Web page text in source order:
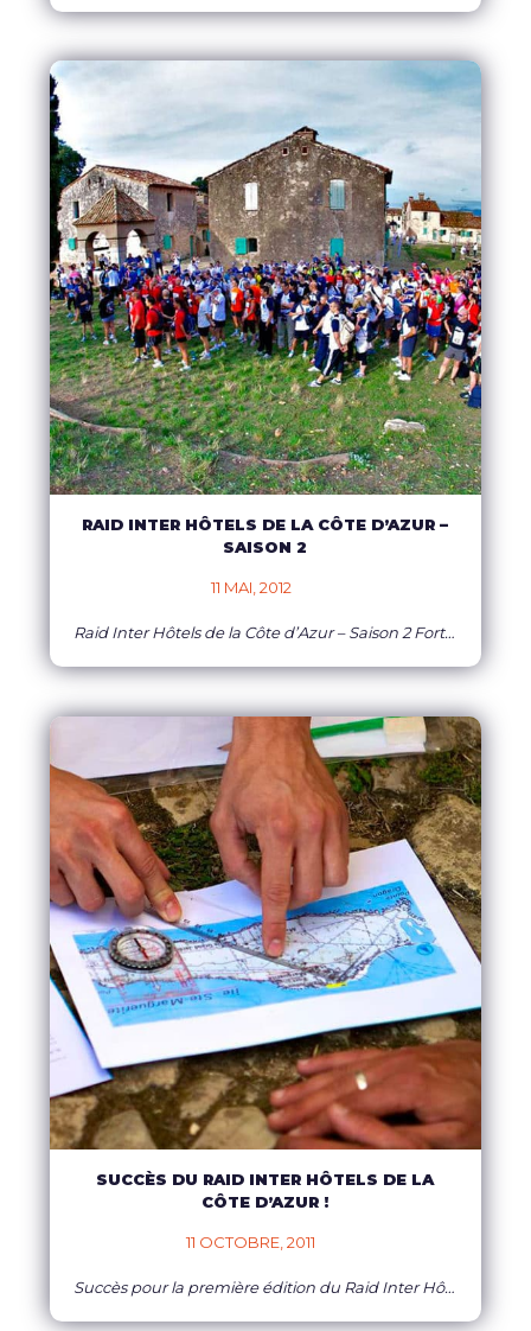
RAID INTER HÔTELS DE LA CÔTE D’AZUR –
SAISON 2
11 MAI, 2012
Raid Inter Hôtels de la Côte d’Azur – Saison 2 Fort de son succès de 2011, le Raid Inter Hôtels de la Côte d’Azur (RIHCA) prépare un retour survitaminé pour le 7 octobre prochain! A cette occasion, le 19 avril dernier, l’équipe de WE ACTEAM a convié l’ensemble des hôtels de la Côte d’Azur à
SUCCÈS DU RAID INTER HÔTELS DE LA
CÔTE D’AZUR !
11 OCTOBRE, 2011
Succès pour la première édition du Raid Inter Hôtels de la Côte d’Azur ! Tempête de beau temps et soleil dans les coeurs le 9 octobre dernier pour les 236 compétiteurs issus de 34 hôtels 4 et 5 étoiles de la Côte d’Azur de Cannes à Monaco. Fédérer, rassembler et se faire plaisir! Au delà